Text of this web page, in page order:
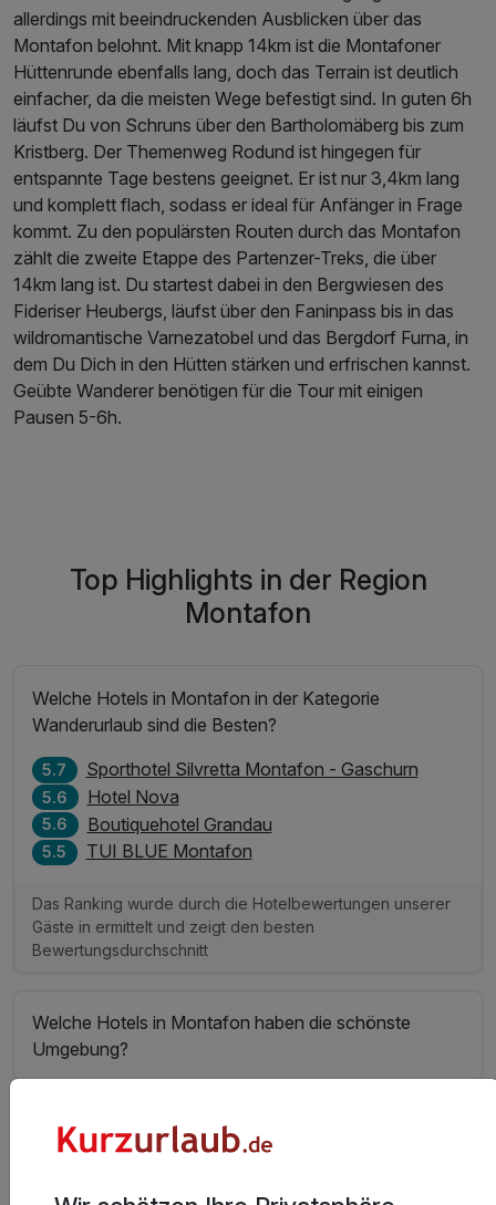
allerdings mit beeindruckenden Ausblicken über das
Montafon belohnt. Mit knapp 14km ist die Montafoner
Hüttenrunde ebenfalls lang, doch das Terrain ist deutlich
einfacher, da die meisten Wege befestigt sind. In guten 6h
läufst Du von Schruns über den Bartholomäberg bis zum
Kristberg. Der Themenweg Rodund ist hingegen für
entspannte Tage bestens geeignet. Er ist nur 3,4km lang
und komplett flach, sodass er ideal für Anfänger in Frage
kommt. Zu den populärsten Routen durch das Montafon
zählt die zweite Etappe des Partenzer-Treks, die über
14km lang ist. Du startest dabei in den Bergwiesen des
Fideriser Heubergs, läufst über den Faninpass bis in das
wildromantische Varnezatobel und das Bergdorf Furna, in
dem Du Dich in den Hütten stärken und erfrischen kannst.
Geübte Wanderer benötigen für die Tour mit einigen
Pausen 5-6h.
Top Highlights in der Region
Montafon
Welche Hotels in Montafon in der Kategorie
Wanderurlaub sind die Besten?
5.7 Sporthotel Silvretta Montafon - Gaschurn
5.6 Hotel Nova
5.6 Boutiquehotel Grandau
5.5 TUI BLUE Montafon
Das Ranking wurde durch die Hotelbewertungen unserer
Gäste in ermittelt und zeigt den besten
Bewertungsdurchschnitt
Welche Hotels in Montafon haben die schönste
Umgebung?
Welche Hotels in Montafon haben die schönsten
Zimmer?